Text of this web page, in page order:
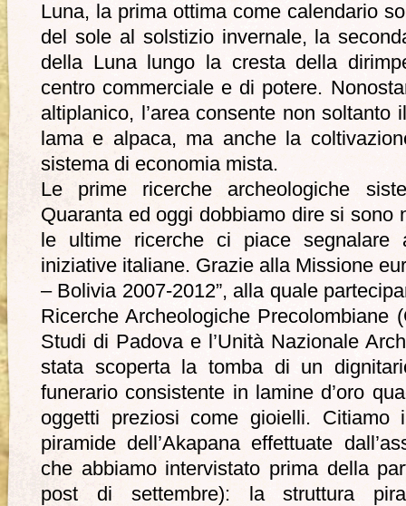
Luna, la prima ottima come calendario
del sole al solstizio invernale, la
della Luna lungo la cresta della
centro commerciale e di potere.
altiplanico, l’area consente non soltanto
lama e alpaca, ma anche la
sistema di economia mista.
Le prime ricerche archeologiche
Quaranta ed oggi dobbiamo dire si sono
le ultime ricerche ci piace segnalare
iniziative italiane. Grazie alla Missione
– Bolivia 2007-2012”, alla quale
Ricerche Archeologiche Precolombiane
Studi di Padova e l’Unità Nazionale
stata scoperta la tomba di un
funerario consistente in lamine d’oro
oggetti preziosi come gioielli.
piramide dell’Akapana effettuate
che abbiamo intervistato prima della
post di settembre): la struttura